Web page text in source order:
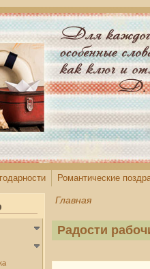
Романтические
Главная
Радости